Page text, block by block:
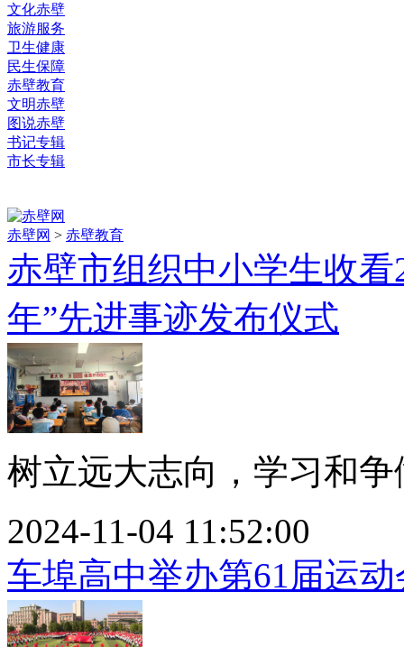
文化赤壁
旅游服务
卫生健康
民生保障
赤壁教育
文明赤壁
图说赤壁
书记专辑
市长专辑
赤壁网 > 赤壁教育
赤壁市组织中小学生收
年”先进事迹发布仪式
树立远大志向，学习和
2024-11-04 11:52:00
车埠高中举办第61届运动